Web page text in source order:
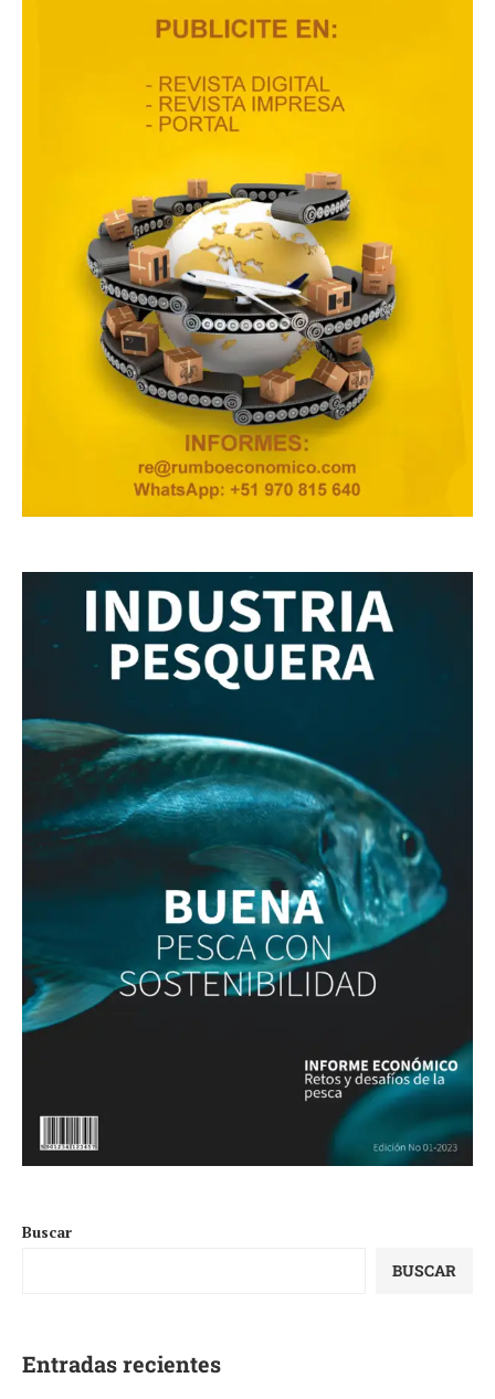
Buscar
BUSCAR
Entradas recientes